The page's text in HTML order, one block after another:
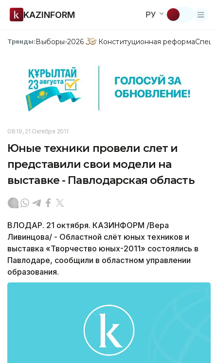
KAZINFORM РУ
Тренды:Выборы-2026 Конституционная реформа
08:19, 21 Октября 2011
Юные техники провели слет и
представили свои модели на
выставке - Павлодарская область
ВЛОДАР. 21 октября. КАЗИНФОРМ /Вера
Ливинцова/ - Областной слёт юных техников и
выставка «Творчество юных-2011» состоялись в
Павлодаре, сообщили в областном управлении
образования.